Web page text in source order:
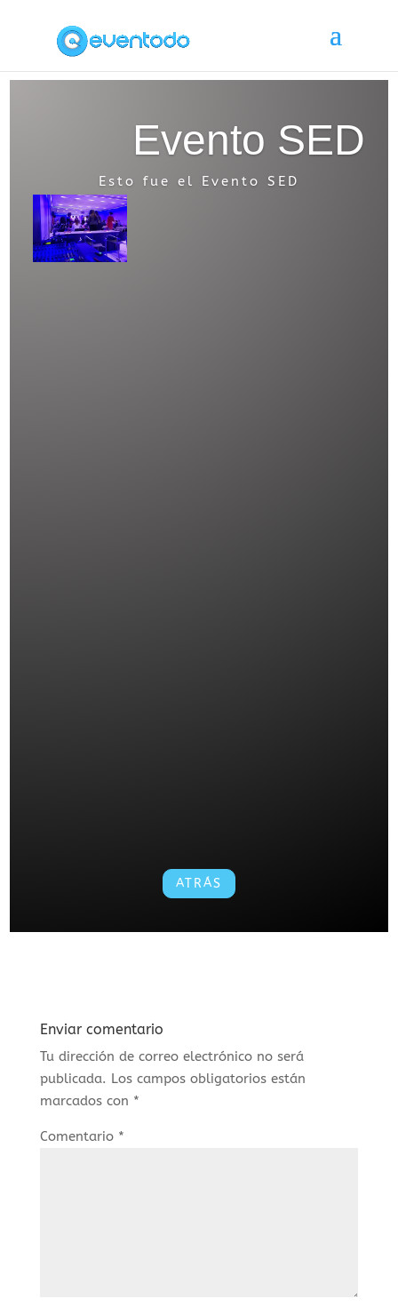
Evento SED
Esto fue el Evento SED
ATRÁS
Enviar comentario
Tu dirección de correo electrónico no será
publicada. Los campos obligatorios están
marcados con *
Comentario *